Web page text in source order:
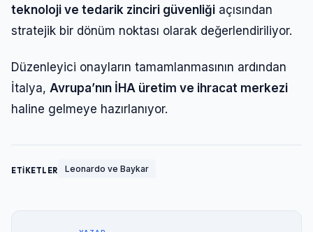
teknoloji ve tedarik zinciri güvenliği açısından
stratejik bir dönüm noktası olarak değerlendiriliyor.
Düzenleyici onayların tamamlanmasının ardından
İtalya, Avrupa’nın İHA üretim ve ihracat merkezi
haline gelmeye hazırlanıyor.
ETİKETLER Leonardo ve Baykar